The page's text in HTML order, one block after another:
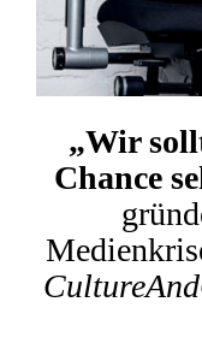
„Wir
Chance